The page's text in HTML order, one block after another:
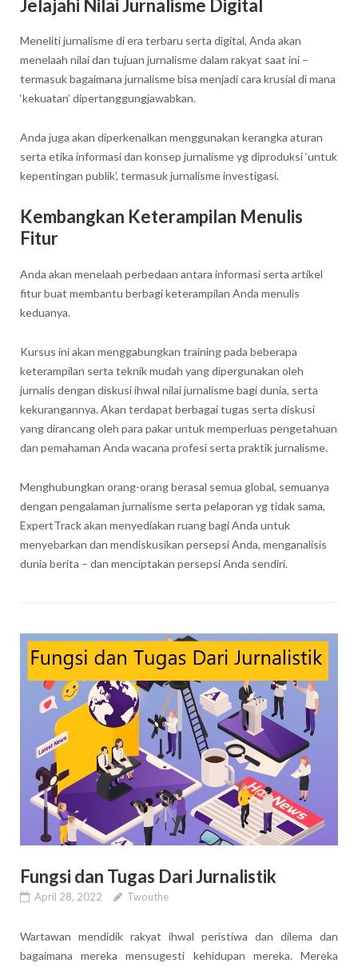
Jelajahi Nilai Jurnalisme Digital
Meneliti jurnalisme di era terbaru serta digital, Anda akan
menelaah nilai dan tujuan jurnalisme dalam rakyat saat ini –
termasuk bagaimana jurnalisme bisa menjadi cara krusial di mana
‘kekuatan’ dipertanggungjawabkan.
Anda juga akan diperkenalkan menggunakan kerangka aturan
serta etika informasi dan konsep jurnalisme yg diproduksi ‘untuk
kepentingan publik’, termasuk jurnalisme investigasi.
Kembangkan Keterampilan Menulis
Fitur
Anda akan menelaah perbedaan antara informasi serta artikel
fitur buat membantu berbagi keterampilan Anda menulis
keduanya.
Kursus ini akan menggabungkan training pada beberapa
keterampilan serta teknik mudah yang dipergunakan oleh
jurnalis dengan diskusi ihwal nilai jurnalisme bagi dunia, serta
kekurangannya. Akan terdapat berbagai tugas serta diskusi
yang dirancang oleh para pakar untuk memperluas pengetahuan
dan pemahaman Anda wacana profesi serta praktik jurnalisme.
Menghubungkan orang-orang berasal semua global, semuanya
dengan pengalaman jurnalisme serta pelaporan yg tidak sama,
ExpertTrack akan menyediakan ruang bagi Anda untuk
menyebarkan dan mendiskusikan persepsi Anda, menganalisis
dunia berita – dan menciptakan persepsi Anda sendiri.
Fungsi dan Tugas Dari Jurnalistik
April 28, 2022 Twouthe
Wartawan mendidik rakyat ihwal peristiwa dan dilema dan
bagaimana mereka mensugesti kehidupan mereka. Mereka